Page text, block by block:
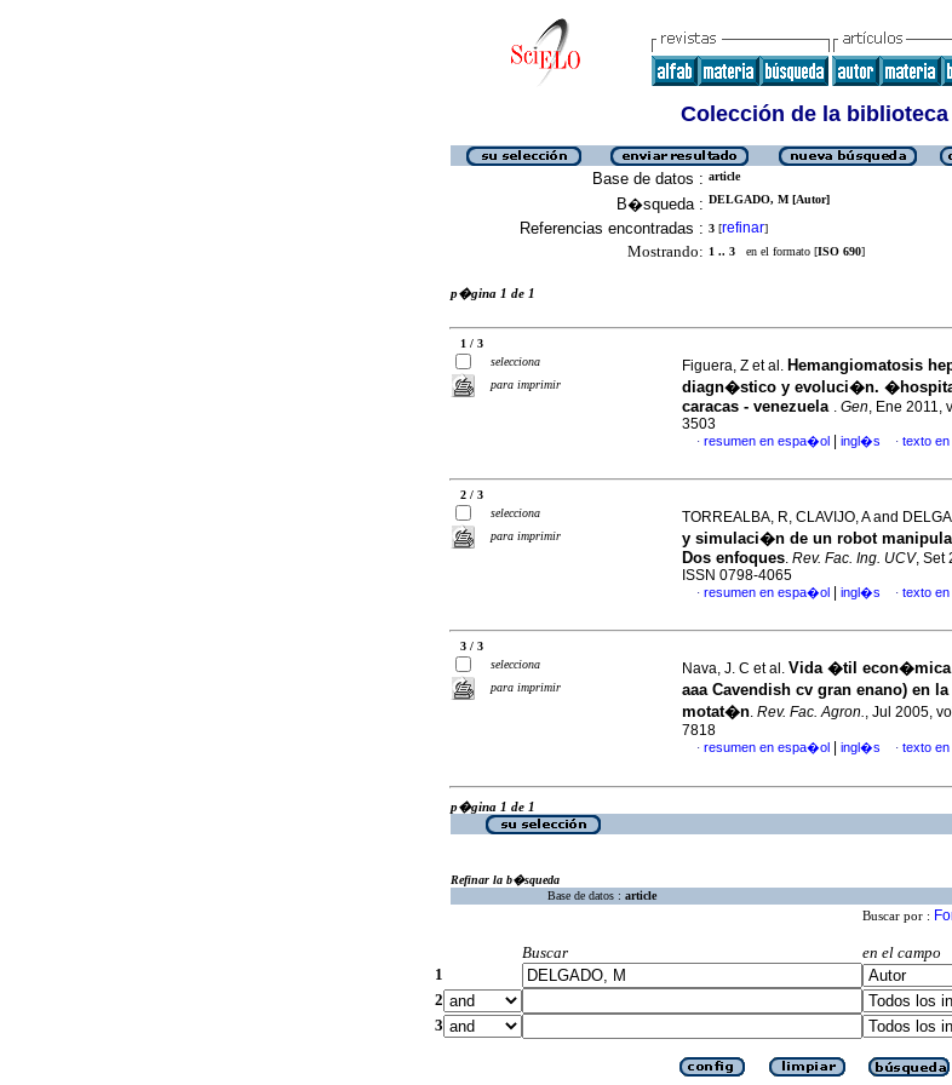
Colección de la biblioteca
Base de datos : article
B�squeda : DELGADO, M [Autor]
Referencias encontradas : 3 [refinar]
Mostrando: 1 .. 3 en el formato [ISO 690]
p�gina 1 de 1
1 / 3
selecciona
para imprimir
Figuera, Z et al. Hemangiomatosis
diagn�stico y evoluci�n.
caracas - venezuela . Gen, Ene 2011,
3503
· resumen en espa�ol ingl�s · texto
2 / 3
selecciona
para imprimir
TORREALBA, R, CLAVIJO, A and
y simulaci�n de un robot
Dos enfoques. Rev. Fac. Ing. UCV, Set
ISSN 0798-4065
· resumen en espa�ol ingl�s · texto
3 / 3
selecciona
para imprimir
Nava, J. C et al. Vida �til econ�mica
aaa Cavendish cv gran enano) en
motat�n. Rev. Fac. Agron., Jul 2005,
7818
· resumen en espa�ol ingl�s · texto
p�gina 1 de 1
Refinar la b�squeda
Base de datos : article
Buscar por :
Buscar
en el campo
1
2
3